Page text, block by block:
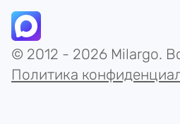
© 2012 - 2026 Milargo.
Политика